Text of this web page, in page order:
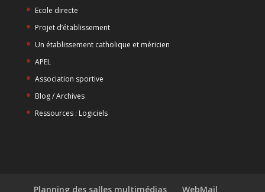
Ecole directe
Projet d’établissement
Un établissement catholique et méricien
APEL
Association sportive
Blog / Archives
Ressources : Logiciels
Planning des salles multimédias WebMail